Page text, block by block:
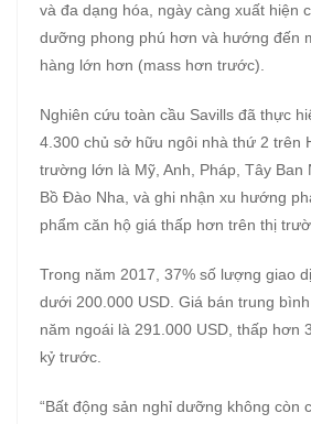
và đa dạng hóa, ngày càng xuất hiện
dưỡng phong phú hơn và hướng đến
hàng lớn hơn (mass hơn trước).
Nghiên cứu toàn cầu Savills đã thực
4.300 chủ sở hữu ngôi nhà thứ 2 trên
trường lớn là Mỹ, Anh, Pháp, Tây Ban
Bồ Đào Nha, và ghi nhận xu hướng
phẩm căn hộ giá thấp hơn trên thị
Trong năm 2017, 37% số lượng giao
dưới 200.000 USD. Giá bán trung
năm ngoái là 291.000 USD, thấp hơn
kỷ trước.
“Bất động sản nghỉ dưỡng không còn